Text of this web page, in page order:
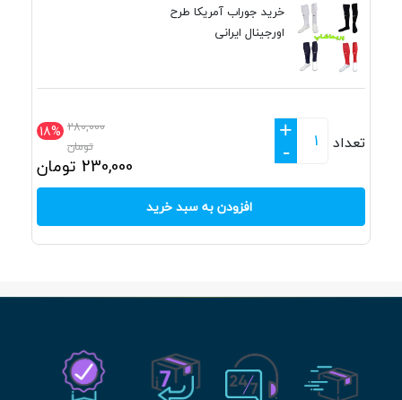
خرید جوراب آمریکا طرح
اورجینال ایرانی
18% 280,000
تومان
230,000 تومان
تعداد
+
-
افزودن به سبد خرید